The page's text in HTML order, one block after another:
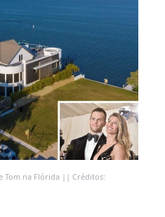
Tom na Flórida || Créditos: